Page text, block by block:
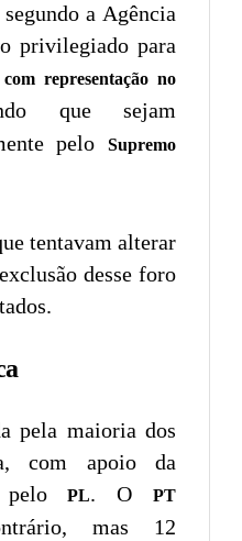
a Agência
privilegiado para
representação no
que sejam
pelo
Supremo
tentavam alterar
desse foro
pela maioria dos
com apoio da
peloPL. OPT
mas 12